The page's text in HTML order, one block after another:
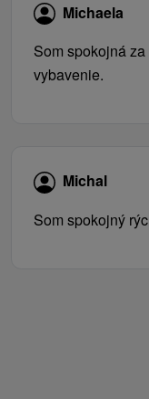
Michaela
Som spokojná
vybavenie.
Michal
Som spokojný